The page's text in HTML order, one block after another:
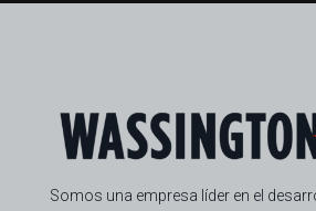
Somos una empresa líder en el